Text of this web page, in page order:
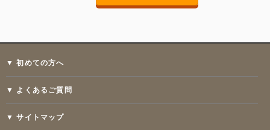
▼ 初めての方へ
▼ よくあるご質問
▼ サイトマップ